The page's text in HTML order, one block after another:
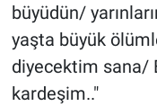
büyüdün/
yaşta büyük
diyecektim sana/
kardeşim.."